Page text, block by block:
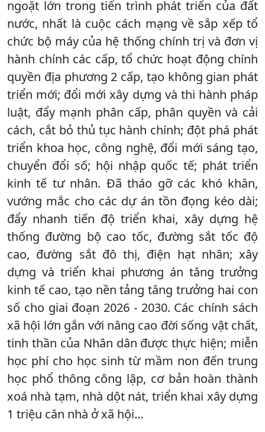
ngoặt lớn trong tiến trình phát triển của đất
nước, nhất là cuộc cách mạng về sắp xếp tổ
chức bộ máy của hệ thống chính trị và đơn vị
hành chính các cấp, tổ chức hoạt động chính
quyền địa phương 2 cấp, tạo không gian phát
triển mới; đổi mới xây dựng và thi hành pháp
luật, đẩy mạnh phân cấp, phân quyền và cải
cách, cắt bỏ thủ tục hành chính; đột phá phát
triển khoa học, công nghệ, đổi mới sáng tạo,
chuyển đổi số; hội nhập quốc tế; phát triển
kinh tế tư nhân. Đã tháo gỡ các khó khăn,
vướng mắc cho các dự án tồn đọng kéo dài;
đẩy nhanh tiến độ triển khai, xây dựng hệ
thống đường bộ cao tốc, đường sắt tốc độ
cao, đường sắt đô thị, điện hạt nhân; xây
dựng và triển khai phương án tăng trưởng
kinh tế cao, tạo nền tảng tăng trưởng hai con
số cho giai đoạn 2026 - 2030. Các chính sách
xã hội lớn gắn với nâng cao đời sống vật chất,
tinh thần của Nhân dân được thực hiện; miễn
học phí cho học sinh từ mầm non đến trung
học phổ thông công lập, cơ bản hoàn thành
xoá nhà tạm, nhà dột nát, triển khai xây dựng
1 triệu căn nhà ở xã hội…